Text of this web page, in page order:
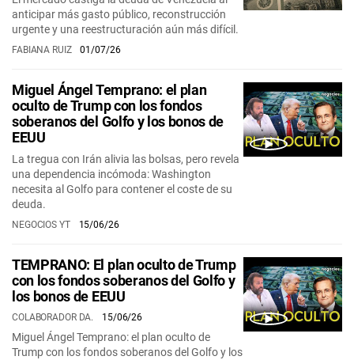
anticipar más gasto público, reconstrucción
urgente y una reestructuración aún más difícil.
FABIANA RUIZ 01/07/26
Miguel Ángel Temprano: el plan
oculto de Trump con los fondos
soberanos del Golfo y los bonos de
EEUU
La tregua con Irán alivia las bolsas, pero revela
una dependencia incómoda: Washington
necesita al Golfo para contener el coste de su
deuda.
NEGOCIOS YT 15/06/26
TEMPRANO: El plan oculto de Trump
con los fondos soberanos del Golfo y
los bonos de EEUU
COLABORADOR DA. 15/06/26
Miguel Ángel Temprano: el plan oculto de
Trump con los fondos soberanos del Golfo y los